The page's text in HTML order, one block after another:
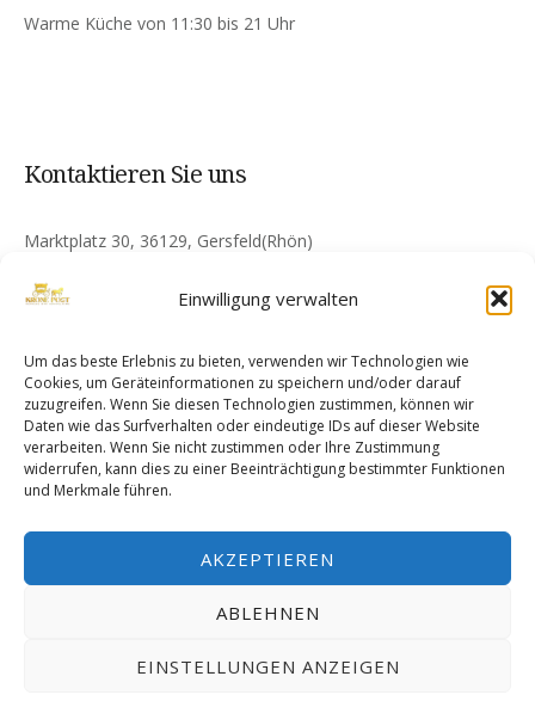
Einwilligung verwalten
Um das beste Erlebnis zu bieten, verwenden wir Technologien wie
Cookies, um Geräteinformationen zu speichern und/oder darauf
zuzugreifen. Wenn Sie diesen Technologien zustimmen, können wir
Daten wie das Surfverhalten oder eindeutige IDs auf dieser Website
verarbeiten. Wenn Sie nicht zustimmen oder Ihre Zustimmung
widerrufen, kann dies zu einer Beeinträchtigung bestimmter Funktionen
und Merkmale führen.
AKZEPTIEREN
ABLEHNEN
EINSTELLUNGEN ANZEIGEN
Warme Küche von 11:30 bis 21 Uhr
Kontaktieren Sie uns
Marktplatz 30, 36129, Gersfeld(Rhön)
info@gersfeldkronepost.de
24/7 Kundenservice
+49 15222476513
Cookie Policy (EU) Impressum